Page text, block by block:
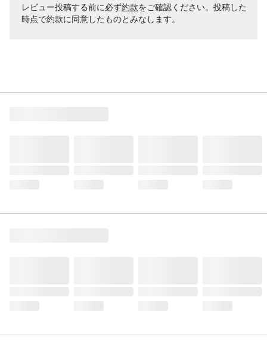
レビュー投稿する前に必ず約款をご確認ください。投稿した
時点で約款に同意したものとみなします。